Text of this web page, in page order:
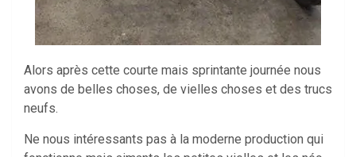
Alors après cette courte mais sprintante journée nous
avons de belles choses, de vielles choses et des trucs
neufs.
Ne nous intéressants pas à la moderne production qui